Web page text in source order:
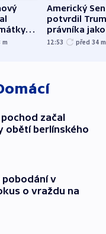
m
Americký
potvrdil
právníka jako
ministra
12:53 před 34 m
začal
obětí berlínského
pobodání v
o vraždu na